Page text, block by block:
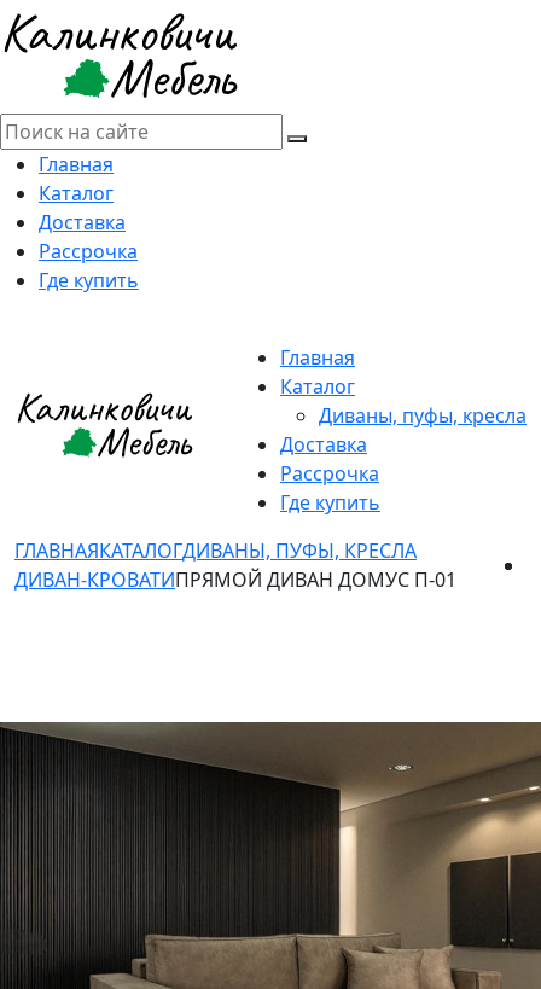
Главная
Каталог
Доставка
Рассрочка
Где купить
Главная
Каталог
Диваны, пуфы, кресла
Доставка
Рассрочка
Где купить
ГЛАВНАЯКАТАЛОГДИВАНЫ, ПУФЫ, КРЕСЛА
ДИВАН-КРОВАТИПРЯМОЙ ДИВАН ДОМУС П-01